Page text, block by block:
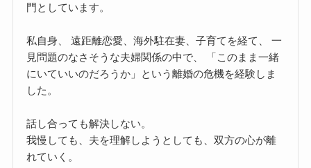
門としています。
私自身、 遠距離恋愛、海外駐在妻、子育てを経て、 一
見問題のなさそうな夫婦関係の中で、 「このまま一緒
にいていいのだろうか」という離婚の危機を経験しま
した。
話し合っても解決しない。
我慢しても、夫を理解しようとしても、双方の心が離
れていく。